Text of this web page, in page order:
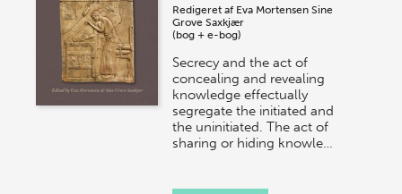
Redigeret af Eva Mortensen Sine
Grove Saxkjær
(bog + e-bog)
Secrecy and the act of
concealing and revealing
knowledge effectually
segregate the initiated and
the uninitiated. The act of
sharing or hiding knowle…